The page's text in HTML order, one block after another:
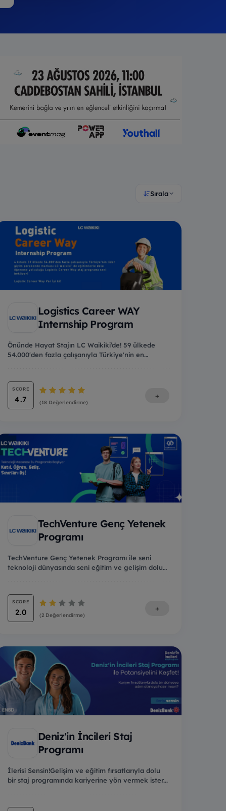
Sırala
Logistics Career WAY
Internship Program
Önünde Hayat Stajın LC Waikiki’de! 59 ülkede
54.000'den fazla çalışanıyla Türkiye'nin en
SCORE
4.7 (18 Değerlendirme)
+
TechVenture Genç Yetenek
Programı
TechVenture Genç Yetenek Programı ile seni
teknoloji dünyasında seni eğitim ve gelişim dolu
SCORE
2.0 (2 Değerlendirme)
+
Deniz'in İncileri Staj
Programı
İlerisi Sensin!Gelişim ve eğitim fırsatlarıyla dolu
bir staj programında kariyerine yön vermek ister...